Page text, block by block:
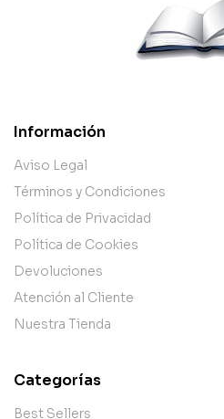
Información
Aviso Legal
Términos y Condiciones
Política de Privacidad
Política de Cookies
Devoluciones
Atención al Cliente
Nuestra Tienda
Categorías
Best Sellers